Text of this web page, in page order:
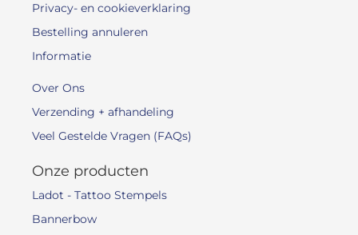
Privacy- en cookieverklaring
Bestelling annuleren
Informatie
Over Ons
Verzending + afhandeling
Veel Gestelde Vragen (FAQs)
Onze producten
Ladot - Tattoo Stempels
Bannerbow